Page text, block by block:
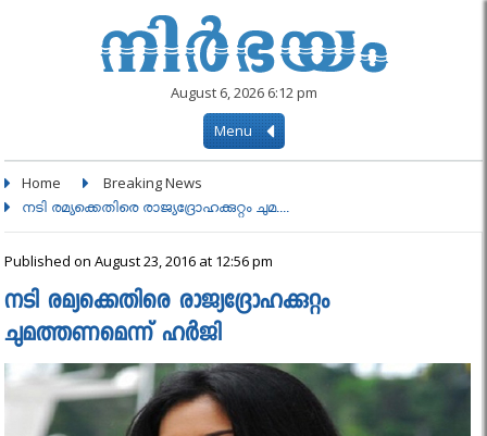
August 6, 2026 6:12 pm
Menu
Home Breaking News
നടി രമ്യക്കെതിരെ രാജ്യദ്രോഹക്കുറ്റം ചുമ....
Published on August 23, 2016 at 12:56 pm
നടി രമ്യക്കെതിരെ രാജ്യദ്രോഹക്കുറ്റം
ചുമത്തണമെന്ന് ഹര്‍ജി